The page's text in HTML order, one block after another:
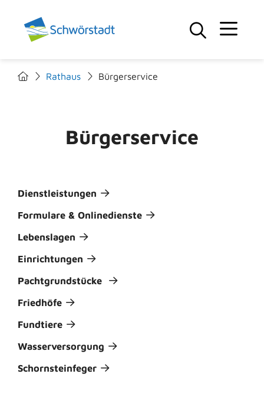
Rathaus Bürgerservice
Bürgerservice
Dienstleistungen
Formulare & Onlinedienste
Lebenslagen
Einrichtungen
Pachtgrundstücke
Friedhöfe
Fundtiere
Wasserversorgung
Schornsteinfeger